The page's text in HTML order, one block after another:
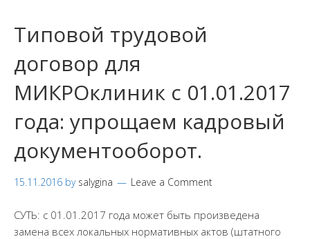
Типовой трудовой
договор для
МИКРОклиник с 01.01.2017
года: упрощаем кадровый
документооборот.
15.11.2016 by salygina Leave a Comment
СУТЬ: с 01.01.2017 года может быть произведена
замена всех локальных нормативных актов (штатного